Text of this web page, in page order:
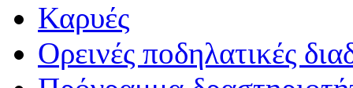
Καρυές
Ορεινές ποδηλατικές